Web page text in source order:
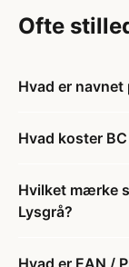
Ofte
Hvad er
Hvad koster
Hvilket mærke
Lysgrå?
Hvad er EAN /